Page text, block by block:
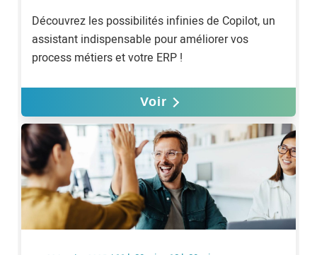
Découvrez les possibilités infinies de Copilot, un
assistant indispensable pour améliorer vos
process métiers et votre ERP !
Voir